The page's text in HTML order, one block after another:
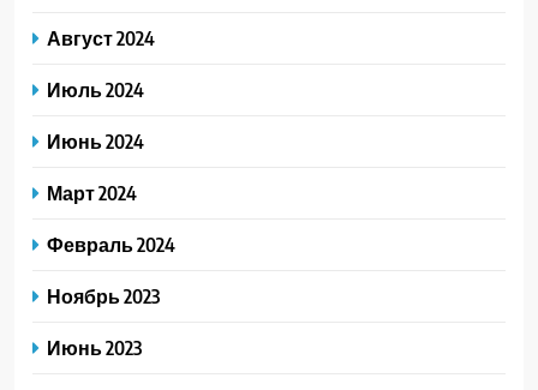
Август 2024
Июль 2024
Июнь 2024
Март 2024
Февраль 2024
Ноябрь 2023
Июнь 2023